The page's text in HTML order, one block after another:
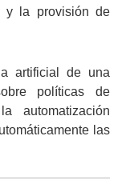
y la provisión de
artificial de una
políticas de
automatización
las